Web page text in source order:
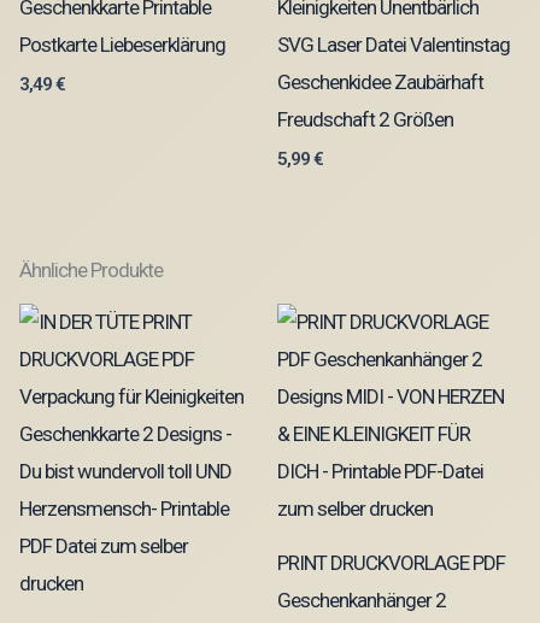
Geschenkkarte Printable
Postkarte Liebeserklärung
3,49€
Kleinigkeiten Unentbärlich
SVG Laser Datei Valentinstag
Geschenkidee Zaubärhaft
Freudschaft 2 Größen
5,99€
Ähnliche Produkte
PRINT DRUCKVORLAGE PDF
Geschenkanhänger 2